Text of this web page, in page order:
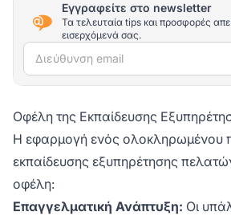
Εγγραφείτε στο newsletter
Τα τελευταία tips και προσφορές
εισερχόμενά σας.
Διεύθυνση email
Οφέλη της Εκπαίδευσης
Η εφαρμογή ενός ολοκληρωμένου
εκπαίδευσης εξυπηρέτησης
οφέλη:
Επαγγελματική Ανάπτυξη: Οι